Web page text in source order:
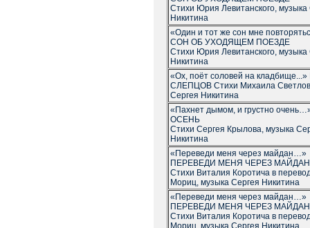
Стихи Юрия Левитанского, музыка
Никитина
«Один и тот же сон мне
СОН ОБ УХОДЯЩЕМ ПОЕЗДЕ
Стихи Юрия Левитанского, музыка
Никитина
«Ох, поёт соловей на
СЛЕПЦОВ Стихи Михаила
Сергея Никитина
«Пахнет дымом, и грустно
ОСЕНЬ
Стихи Сергея Крылова, музыка
Никитина
«Переведи меня через майдан…»
ПЕРЕВЕДИ МЕНЯ ЧЕРЕЗ МАЙДАН
Стихи Виталия Коротича в
Мориц, музыка Сергея Никитина
«Переведи меня через майдан…»
ПЕРЕВЕДИ МЕНЯ ЧЕРЕЗ МАЙДАН
Стихи Виталия Коротича в
Мориц, музыка Сергея Никитина